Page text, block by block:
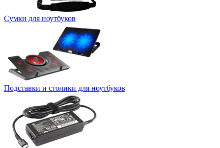
Сумки для ноутбуков
Подставки и столики для ноутбуков